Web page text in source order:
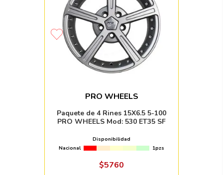
PRO WHEELS
Paquete de 4 Rines 15X6.5 5-100
PRO WHEELS Mod: 530 ET35 SF
Disponibilidad
Nacional
1pzs
$5760